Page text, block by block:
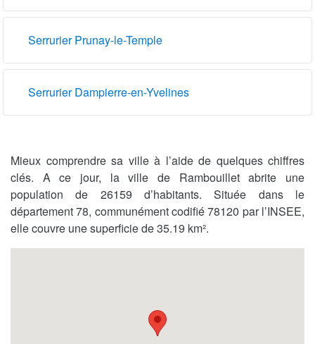
Serrurier Prunay-le-Temple
Serrurier Dampierre-en-Yvelines
Mieux comprendre sa ville à l’aide de quelques chiffres
clés. A ce jour, la ville de Rambouillet abrite une
population de 26159 d’habitants. Située dans le
département 78, communément codifié 78120 par l’INSEE,
elle couvre une superficie de 35.19 km².